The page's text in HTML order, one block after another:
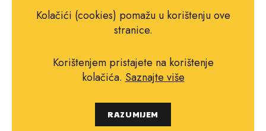
Uvjeti korištenja
Pravila o kolačićima
Impressum
Copyright © 2010.-2021. najboljeknjige.com.
Kolačići (cookies) pomažu u korištenju ove
stranice.
Korištenjem pristajete na korištenje
kolačića. Saznajte više
RAZUMIJEM